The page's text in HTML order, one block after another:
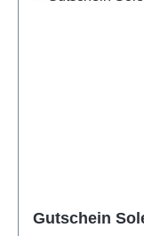
Gutschein